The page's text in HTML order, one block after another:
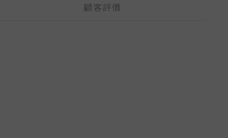
顧客評價